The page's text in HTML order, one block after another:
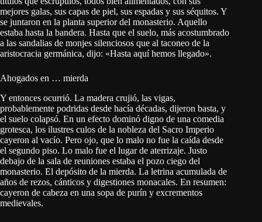
mejores galas, sus capas de piel, sus espadas y sus séquitos. Y
se juntaron en la planta superior del monasterio. Aquello
estaba hasta la bandera. Hasta que el suelo, más acostumbrado
a las sandalias de monjes silenciosos que al taconeo de la
aristocracia germánica, dijo: «Hasta aquí hemos llegado».
Ahogados en … mierda
Y entonces ocurrió. La madera crujió, las vigas,
probablemente podridas desde hacía décadas, dijeron basta, y
el suelo colapsó. En un efecto dominó digno de una comedia
grotesca, los ilustres culos de la nobleza del Sacro Imperio
cayeron al vacío. Pero ojo, que lo malo no fue la caída desde
el segundo piso. Lo malo fue el lugar de aterrizaje. Justo
debajo de la sala de reuniones estaba el pozo ciego del
monasterio. El depósito de la mierda. La letrina acumulada de
años de rezos, cánticos y digestiones monacales. En resumen:
cayeron de cabeza en una sopa de purín y excrementos
medievales.